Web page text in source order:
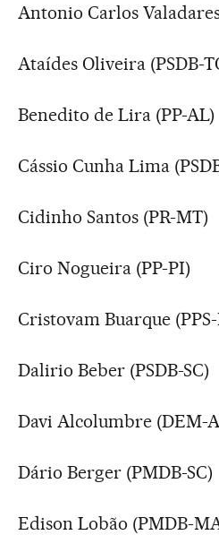
Antonio Carlos Valadares
Ataídes Oliveira (PSDB-
Benedito de Lira (PP-AL)
Cássio Cunha Lima
Cidinho Santos (PR-MT)
Ciro Nogueira (PP-PI)
Cristovam Buarque
Dalirio Beber (PSDB-SC)
Davi Alcolumbre (DEM-
Dário Berger (PMDB-SC)
Edison Lobão (PMDB-